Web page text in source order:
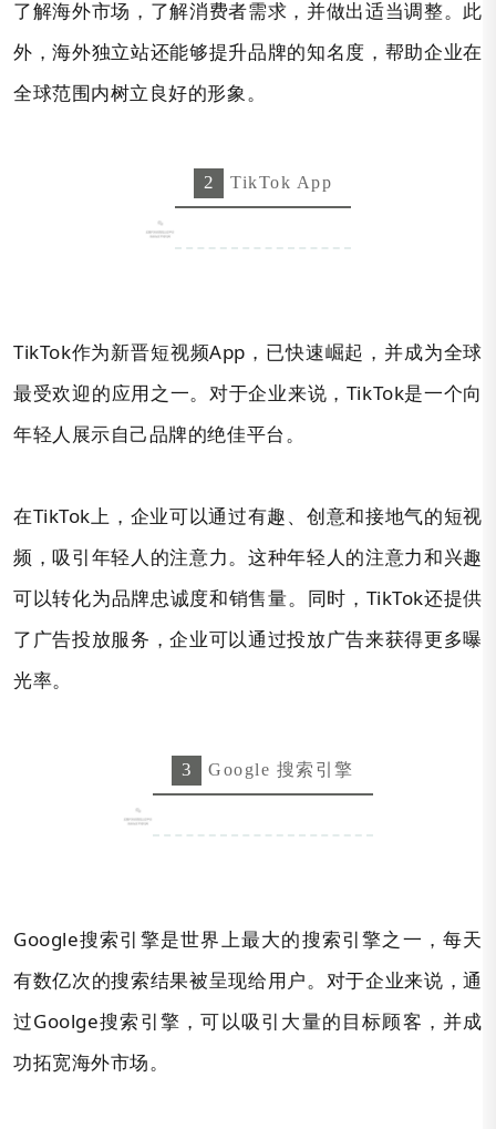
了解海外市场，了解消费者需求，并做出适当调整。此
外，海外独立站还能够提升品牌的知名度，帮助企业在
全球范围内树立良好的形象。
2 TikTok App
TikTok作为新晋短视频App，已快速崛起，并成为全球
最受欢迎的应用之一。对于企业来说，TikTok是一个向
年轻人展示自己品牌的绝佳平台。
在TikTok上，企业可以通过有趣、创意和接地气的短视
频，吸引年轻人的注意力。这种年轻人的注意力和兴趣
可以转化为品牌忠诚度和销售量。同时，TikTok还提供
了广告投放服务，企业可以通过投放广告来获得更多曝
光率。
3 Google 搜索引擎
Google搜索引擎是世界上最大的搜索引擎之一，每天
有数亿次的搜索结果被呈现给用户。对于企业来说，通
过Goolge搜索引擎，可以吸引大量的目标顾客，并成
功拓宽海外市场。